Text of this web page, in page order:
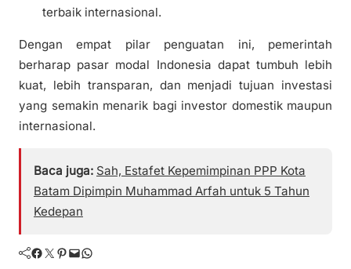
terbaik internasional.
Dengan empat pilar penguatan ini, pemerintah
berharap pasar modal Indonesia dapat tumbuh lebih
kuat, lebih transparan, dan menjadi tujuan investasi
yang semakin menarik bagi investor domestik maupun
internasional.
Baca juga: Sah, Estafet Kepemimpinan PPP Kota
Batam Dipimpin Muhammad Arfah untuk 5 Tahun
Kedepan
Facebook Twitter Pinterest Mail WhatsApp